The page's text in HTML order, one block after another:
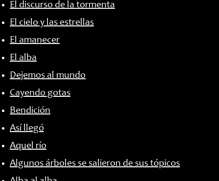
El discurso de la tormenta
El cielo y las estrellas
El amanecer
El alba
Dejemos al mundo
Cayendo gotas
Bendición
Así llegó
Aquel río
Algunos árboles se salieron de sus tópicos